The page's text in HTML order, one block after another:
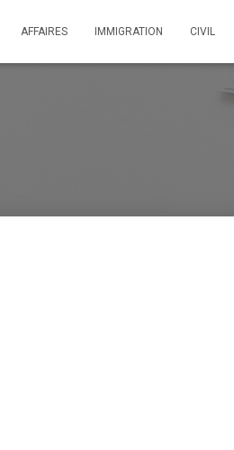
AFFAIRES IMMIGRATION CIVIL